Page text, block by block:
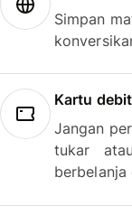
Simpan
Kartu
Jangan
tukar atau
berbelanja